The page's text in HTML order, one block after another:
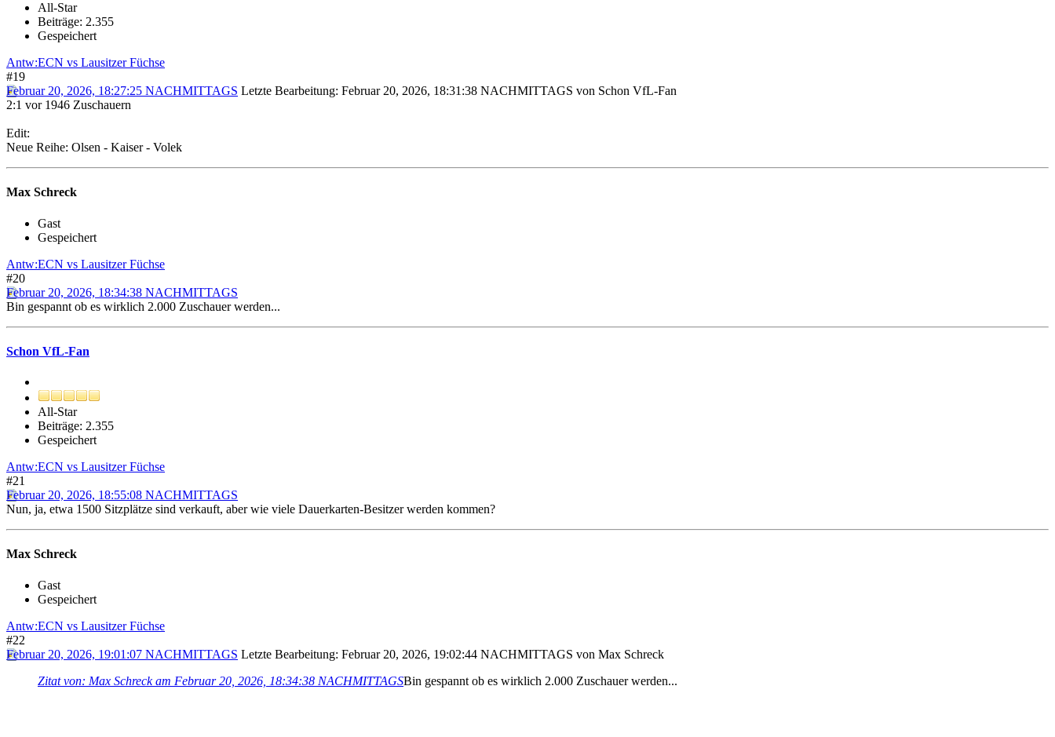
All-Star
Beiträge: 2.355
Gespeichert
Antw:ECN vs Lausitzer Füchse
#19
Februar 20, 2026, 18:27:25 NACHMITTAGS Letzte Bearbeitung: Februar 20, 2026, 18:31:38 NACHMITTAGS von Schon VfL-Fan
2:1 vor 1946 Zuschauern
Edit:
Neue Reihe: Olsen - Kaiser - Volek
Max Schreck
Gast
Gespeichert
Antw:ECN vs Lausitzer Füchse
#20
Februar 20, 2026, 18:34:38 NACHMITTAGS
Bin gespannt ob es wirklich 2.000 Zuschauer werden...
Schon VfL-Fan
All-Star
Beiträge: 2.355
Gespeichert
Antw:ECN vs Lausitzer Füchse
#21
Februar 20, 2026, 18:55:08 NACHMITTAGS
Nun, ja, etwa 1500 Sitzplätze sind verkauft, aber wie viele Dauerkarten-Besitzer werden kommen?
Max Schreck
Gast
Gespeichert
Antw:ECN vs Lausitzer Füchse
#22
Februar 20, 2026, 19:01:07 NACHMITTAGS Letzte Bearbeitung: Februar 20, 2026, 19:02:44 NACHMITTAGS von Max Schreck
Zitat von: Max Schreck am Februar 20, 2026, 18:34:38 NACHMITTAGSBin gespannt ob es wirklich 2.000 Zuschauer werden...